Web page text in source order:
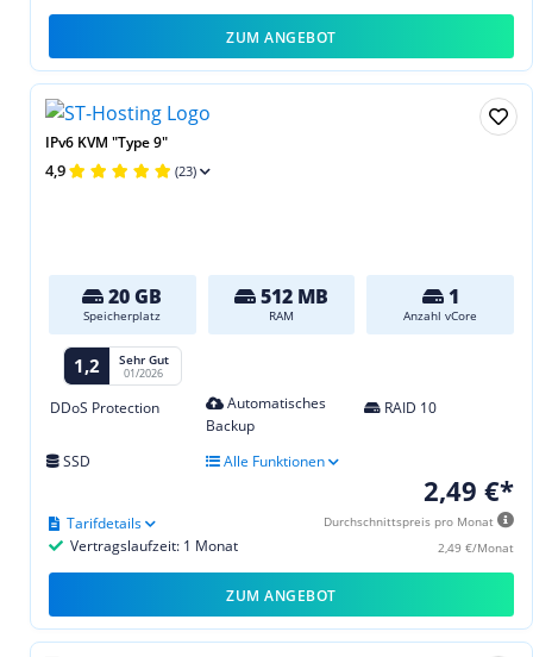
ZUM ANGEBOT
IPv6 KVM "Type 9"
4,9 (23)
20 GB
Speicherplatz
512 MB
RAM
1
Anzahl vCore
1,2 Sehr Gut
01/2026
DDoS Protection
Automatisches
Backup
RAID 10
SSD Alle Funktionen
2,49 €*
Durchschnittspreis pro Monat
2,49 €/Monat
Vertragslaufzeit: 1 Monat
Tarifdetails
ZUM ANGEBOT